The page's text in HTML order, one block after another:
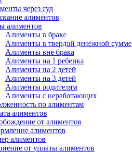
через суд
алиментов
алиментов
Алименты в браке
Алименты в твердой денежной сумме
Алименты вне брака
Алименты на 1 ребенка
Алименты на 2 детей
Алименты на 3 детей
Алименты родителям
Алименты с неработающих
по алиментам
алиментов
от алиментов
алиментов
алиментов
от уплаты алиментов